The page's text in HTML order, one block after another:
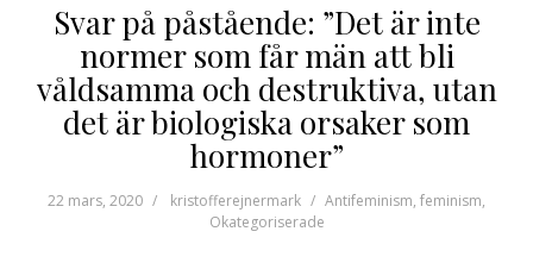
Svar på påstående: ”Det är inte
normer som får män att bli
våldsamma och destruktiva, utan
det är biologiska orsaker som
hormoner”
22 mars, 2020 kristofferejnermark Antifeminism, feminism,
Okategoriserade